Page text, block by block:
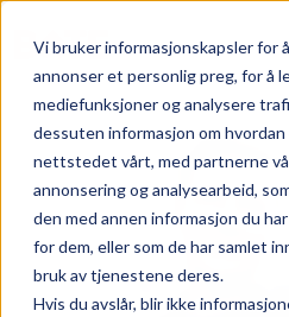
Vi bruker informasjonskapsler for
annonser et personlig preg, for å
mediefunksjoner og analysere
dessuten informasjon om
nettstedet vårt, med partnerne
annonsering og analysearbeid,
den med annen informasjon du
for dem, eller som de har samlet
bruk av tjenestene deres.
Hvis du avslår, blir ikke